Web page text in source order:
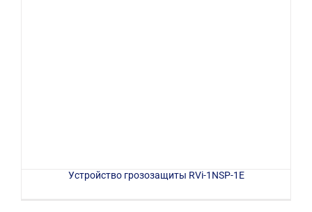
Устройство грозозащиты RVi-1NSP-1E